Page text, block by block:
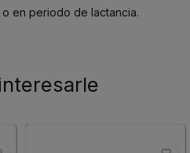
en periodo de lactancia.